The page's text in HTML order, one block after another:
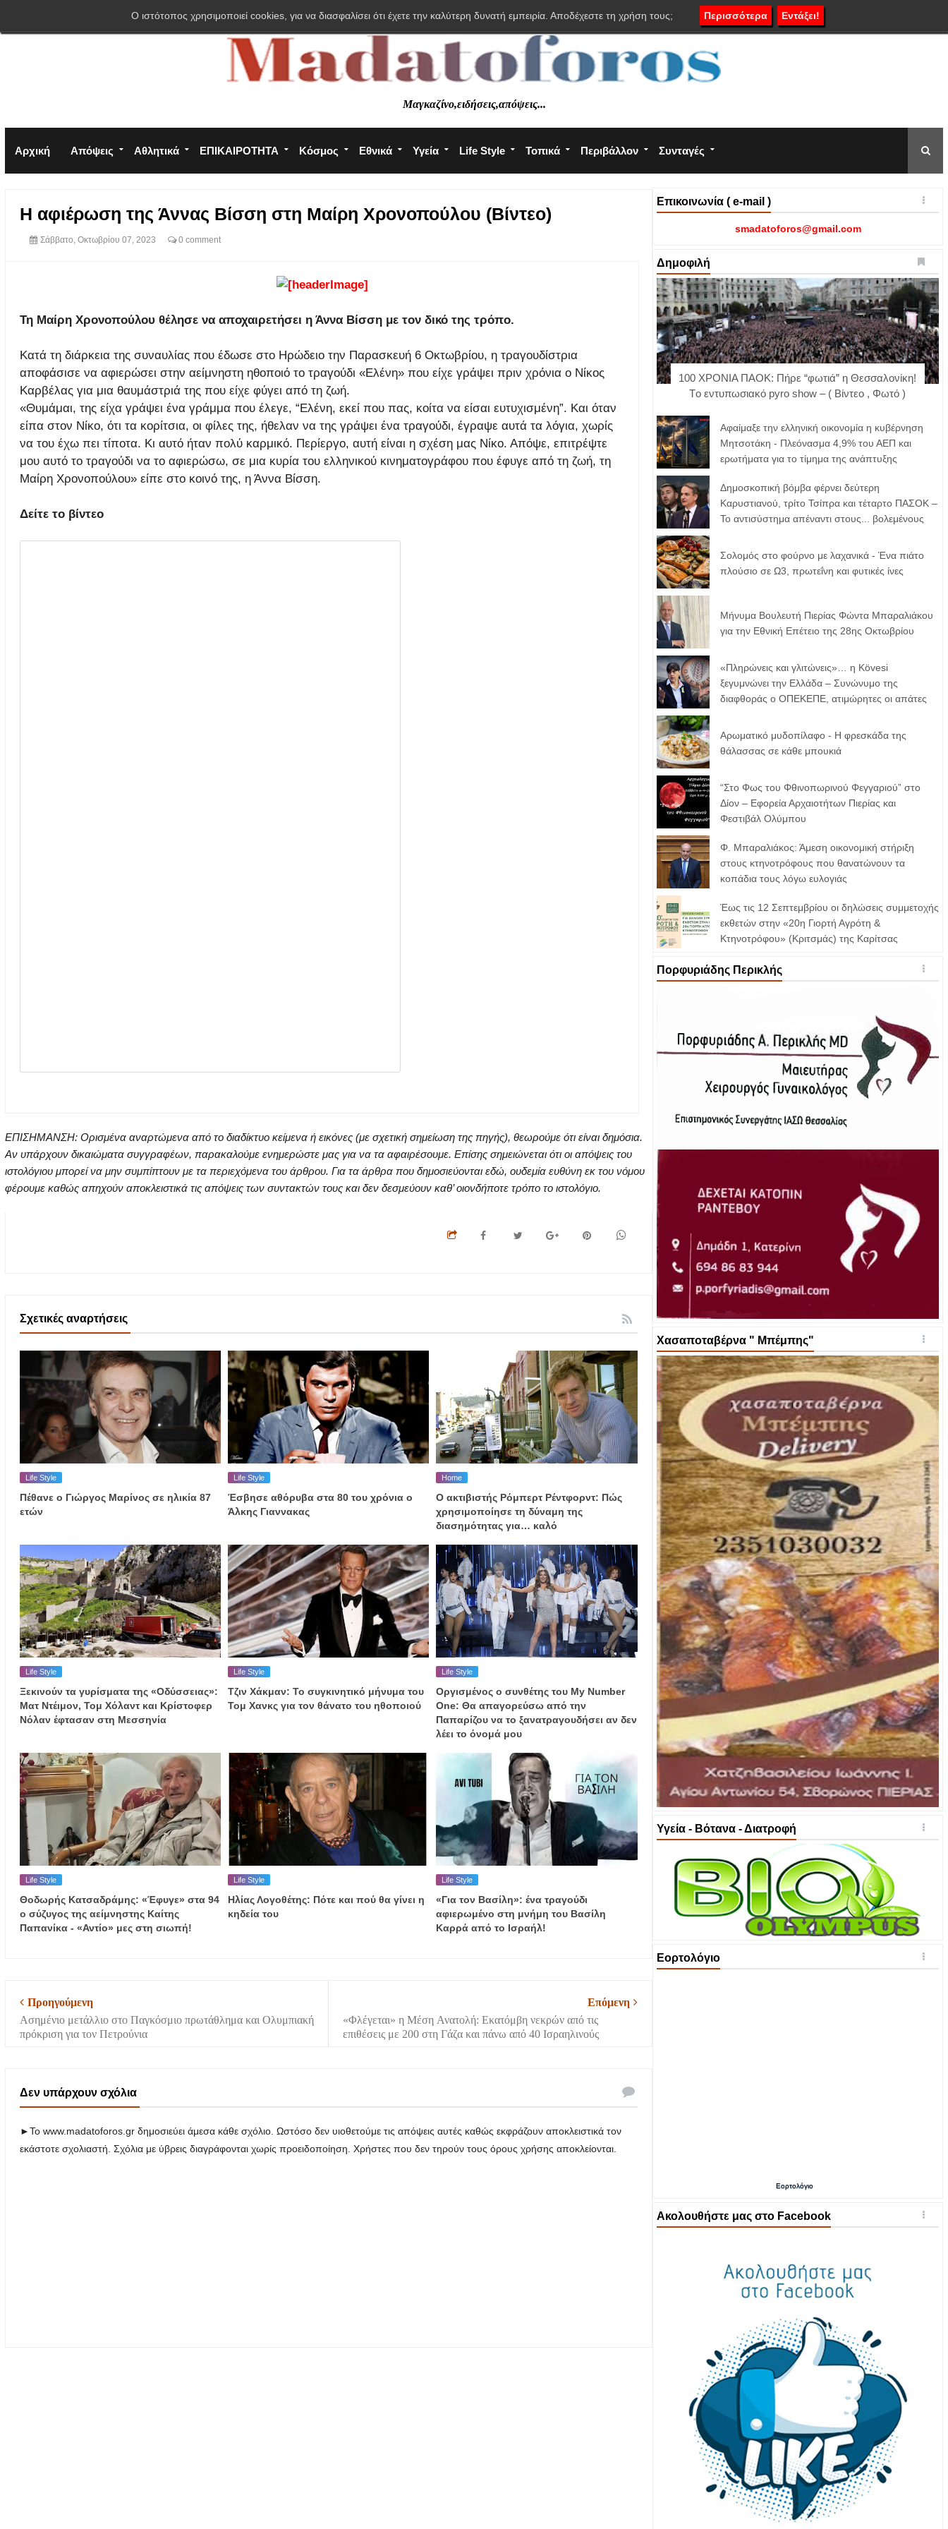
Πολιτική απορρήτου Φόρμα επικοινωνίας
Μαγκαζίνο,ειδήσεις,απόψεις...
Αρχική Απόψεις Αθλητικά ΕΠΙΚΑΙΡΟΤΗΤΑ Κόσμος Εθνικά Υγεία Life Style Τοπικά Περιβάλλον Συνταγές
Η αφιέρωση της Άννας Βίσση στη Μαίρη Χρονοπούλου (Βίντεο)
Σάββατο, Οκτωβρίου 07, 2023 0 comment
Τη Μαίρη Χρονοπούλου θέλησε να αποχαιρετήσει η Άννα Βίσση με τον δικό της τρόπο.
Κατά τη διάρκεια της συναυλίας που έδωσε στο Ηρώδειο την Παρασκευή 6 Οκτωβρίου, η τραγουδίστρια
αποφάσισε να αφιερώσει στην αείμνηστη ηθοποιό το τραγούδι «Ελένη» που είχε γράψει πριν χρόνια ο Νίκος
Καρβέλας για μια θαυμάστριά της που είχε φύγει από τη ζωή.
«Θυμάμαι, της είχα γράψει ένα γράμμα που έλεγε, “Ελένη, εκεί που πας, κοίτα να είσαι ευτυχισμένη”. Και όταν
είπα στον Νίκο, ότι τα κορίτσια, οι φίλες της, ήθελαν να της γράψει ένα τραγούδι, έγραψε αυτά τα λόγια, χωρίς
να του έχω πει τίποτα. Κι αυτό ήταν πολύ καρμικό. Περίεργο, αυτή είναι η σχέση μας Νίκο. Απόψε, επιτρέψτε
μου αυτό το τραγούδι να το αφιερώσω, σε μια κυρία του ελληνικού κινηματογράφου που έφυγε από τη ζωή, τη
Μαίρη Χρονοπούλου» είπε στο κοινό της, η Άννα Βίσση.
Δείτε το βίντεο
ΕΠΙΣΗΜΑΝΣΗ: Ορισμένα αναρτώμενα από το διαδίκτυο κείμενα ή εικόνες (με σχετική σημείωση της πηγής), θεωρούμε ότι είναι δημόσια.
Αν υπάρχουν δικαιώματα συγγραφέων, παρακαλούμε ενημερώστε μας για να τα αφαιρέσουμε. Επίσης σημειώνεται ότι οι απόψεις του
ιστολόγιου μπορεί να μην συμπίπτουν με τα περιεχόμενα του άρθρου. Για τα άρθρα που δημοσιεύονται εδώ, ουδεμία ευθύνη εκ του νόμου
φέρουμε καθώς απηχούν αποκλειστικά τις απόψεις των συντακτών τους και δεν δεσμεύουν καθ’ οιονδήποτε τρόπο το ιστολόγιο.
Σχετικές αναρτήσεις
Life Style
Πέθανε ο Γιώργος Μαρίνος σε ηλικία 87
ετών
Life Style
Έσβησε αθόρυβα στα 80 του χρόνια ο
Άλκης Γιαννακας
Home
Ο ακτιβιστής Ρόμπερτ Ρέντφορντ: Πώς
χρησιμοποίησε τη δύναμη της
διασημότητας για… καλό
Life Style
Ξεκινούν τα γυρίσματα της «Οδύσσειας»:
Ματ Ντέιμον, Τομ Χόλαντ και Κρίστοφερ
Νόλαν έφτασαν στη Μεσσηνία
Life Style
Τζιν Χάκμαν: Το συγκινητικό μήνυμα του
Τομ Χανκς για τον θάνατο του ηθοποιού
Life Style
Οργισμένος ο συνθέτης του My Number
One: Θα απαγορεύσω από την
Παπαρίζου να το ξανατραγουδήσει αν δεν
λέει το όνομά μου
Life Style
Θοδωρής Κατσαδράμης: «Έφυγε» στα 94
ο σύζυγος της αείμνηστης Καίτης
Παπανίκα - «Αντίο» μες στη σιωπή!
Life Style
Hλίας Λογοθέτης: Πότε και πού θα γίνει η
κηδεία του
Life Style
«Για τον Βασίλη»: ένα τραγούδι
αφιερωμένο στη μνήμη του Βασίλη
Καρρά από το Ισραήλ!
Επόμενη
«Φλέγεται» η Μέση Ανατολή: Εκατόμβη νεκρών από τις
επιθέσεις με 200 στη Γάζα και πάνω από 40 Ισραηλινούς
Προηγούμενη
Ασημένιο μετάλλιο στο Παγκόσμιο πρωτάθλημα και Ολυμπιακή
πρόκριση για τον Πετρούνια
Δεν υπάρχουν σχόλια
►Το www.madatoforos.gr δημοσιεύει άμεσα κάθε σχόλιο. Ωστόσο δεν υιοθετούμε τις απόψεις αυτές καθώς εκφράζουν αποκλειστικά τον
εκάστοτε σχολιαστή. Σχόλια με ύβρεις διαγράφονται χωρίς προειδοποίηση. Χρήστες που δεν τηρούν τους όρους χρήσης αποκλείονται.
Επικοινωνία ( e-mail )
smadatoforos@gmail.com
Δημοφιλή
100 ΧΡΟΝΙΑ ΠΑΟΚ: Πήρε “φωτιά” η Θεσσαλονίκη!
Tο εντυπωσιακό pyro show – ( Βίντεο , Φωτό )
Αφαίμαξε την ελληνική οικονομία η κυβέρνηση
Μητσοτάκη - Πλεόνασμα 4,9% του ΑΕΠ και
ερωτήματα για το τίμημα της ανάπτυξης
Δημοσκοπική βόμβα φέρνει δεύτερη
Καρυστιανού, τρίτο Τσίπρα και τέταρτο ΠΑΣΟΚ –
Το αντισύστημα απέναντι στους... βολεμένους
Σολομός στο φούρνο με λαχανικά - Ένα πιάτο
πλούσιο σε Ω3, πρωτεΐνη και φυτικές ίνες
Μήνυμα Βουλευτή Πιερίας Φώντα Μπαραλιάκου
για την Εθνική Επέτειο της 28ης Οκτωβρίου
«Πληρώνεις και γλιτώνεις»… η Kövesi
ξεγυμνώνει την Ελλάδα – Συνώνυμο της
διαφθοράς ο ΟΠΕΚΕΠΕ, ατιμώρητες οι απάτες
Αρωματικό μυδοπίλαφο - Η φρεσκάδα της
θάλασσας σε κάθε μπουκιά
“Στο Φως του Φθινοπωρινού Φεγγαριού” στο
Δίον – Εφορεία Αρχαιοτήτων Πιερίας και
Φεστιβάλ Ολύμπου
Φ. Μπαραλιάκος: Άμεση οικονομική στήριξη
στους κτηνοτρόφους που θανατώνουν τα
κοπάδια τους λόγω ευλογιάς
Έως τις 12 Σεπτεμβρίου οι δηλώσεις συμμετοχής
εκθετών στην «20η Γιορτή Αγρότη &
Κτηνοτρόφου» (Κριτσμάς) της Καρίτσας
Πορφυριάδης Περικλής
Χασαποταβέρνα " Μπέμπης"
Υγεία - Βότανα - Διατροφή
Εορτολόγιο
Εορτολόγιο
Ακολουθήστε μας στο Facebook
O ιστότοπος χρησιμοποιεί cookies, για να διασφαλίσει ότι έχετε την καλύτερη δυνατή εμπειρία. Αποδέχεστε τη χρήση τους; Περισσότερα Εντάξει!